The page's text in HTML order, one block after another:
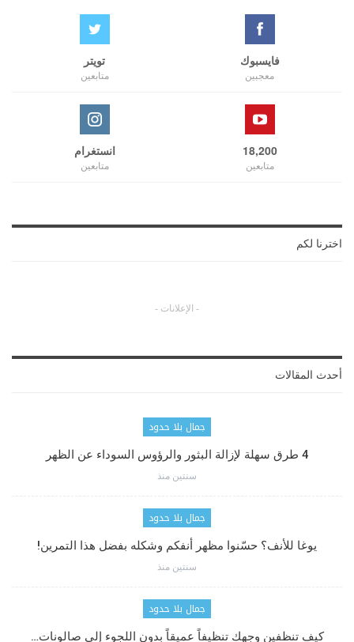
فايسبوك
معجبين
تويتر
متابعين
18,200
متابعين
انستغرام
متابعين
اخترنا لكم
- الإعلانات -
أحدث المقالات
جمال بلا حدود
4 طرق سهلة لإزالة البثور والرؤوس السوداء عن الظهر
سنتين منذ
جمال بلا حدود
يوغا للأنف؟ حسّنوا مظهر أنفكم وشكله بفضل هذا التمرين!
سنتين منذ
جمال بلا حدود
كيف تنظفين وجهك تنظيفاً عميقاً بدون اللجوء إلى صالونات…